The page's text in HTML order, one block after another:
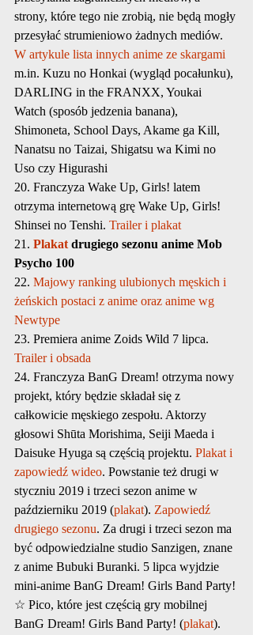
strony, które tego nie zrobią, nie będą mogły
przesyłać strumieniowo żadnych mediów.
W artykule lista innych anime ze skargami
m.in. Kuzu no Honkai (wygląd pocałunku),
DARLING in the FRANXX, Youkai
Watch (sposób jedzenia banana),
Shimoneta, School Days, Akame ga Kill,
Nanatsu no Taizai, Shigatsu wa Kimi no
Uso czy Higurashi
20. Franczyza Wake Up, Girls! latem
otrzyma internetową grę Wake Up, Girls!
Shinsei no Tenshi. Trailer i plakat
21. Plakat drugiego sezonu anime Mob
Psycho 100
22. Majowy ranking ulubionych męskich i
żeńskich postaci z anime oraz anime wg
Newtype
23. Premiera anime Zoids Wild 7 lipca.
Trailer i obsada
24. Franczyza BanG Dream! otrzyma nowy
projekt, który będzie składał się z
całkowicie męskiego zespołu. Aktorzy
głosowi Shūta Morishima, Seiji Maeda i
Daisuke Hyuga są częścią projektu. Plakat i
zapowiedź wideo. Powstanie też drugi w
styczniu 2019 i trzeci sezon anime w
październiku 2019 (plakat). Zapowiedź
drugiego sezonu. Za drugi i trzeci sezon ma
być odpowiedzialne studio Sanzigen, znane
z anime Bubuki Buranki. 5 lipca wyjdzie
mini-anime BanG Dream! Girls Band Party!
☆ Pico, które jest częścią gry mobilnej
BanG Dream! Girls Band Party! (plakat).